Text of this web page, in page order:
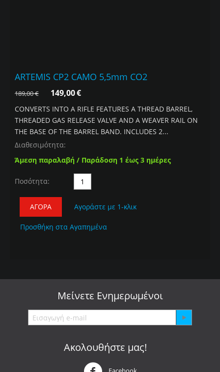
ARTEMIS CP2 CAMO 5,5mm CO2
189,00€ 149,00€
CONVERTS INTO A RIFLE FEATURES A THREAD BARREL,
THREADED GAS RELEASE VALVE AND A WEAVER RAIL ON
THE BASE OF THE BARREL BAND. INCLUDES 2...
Διαθεσιμότητα:
Άμεση παραλαβή / Παράδοση 1 έως 3 ημέρες
Ποσότητα:
ΑΓΟΡΆ Αγοράστε με 1-κλικ
Προσθήκη στα Αγαπημένα
Μείνετε Ενημερωμένοι
Ακολουθήστε μας!